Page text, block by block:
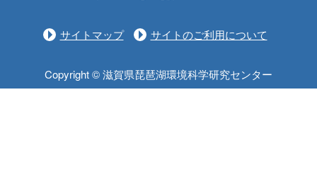
サイトマップ サイトのご利用について
Copyright © 滋賀県琵琶湖環境科学研究センター